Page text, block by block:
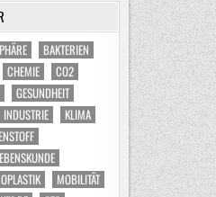
BAKTERIEN
CHEMIE
CO2
GESUNDHEIT
INDUSTRIE
KLIMA
MOBILITÄT